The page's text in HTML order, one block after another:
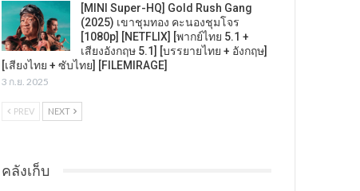
[MINI Super-HQ] Gold Rush Gang
(2025) เขาชุมทอง คะนองชุมโจร
[1080p] [NETFLIX] [พากย์ไทย 5.1 +
เสียงอังกฤษ 5.1] [บรรยายไทย + อังกฤษ]
[เสียงไทย + ซับไทย] [FILEMIRAGE]
3 ก.ย. 2025
PREV NEXT
คลังเก็บ